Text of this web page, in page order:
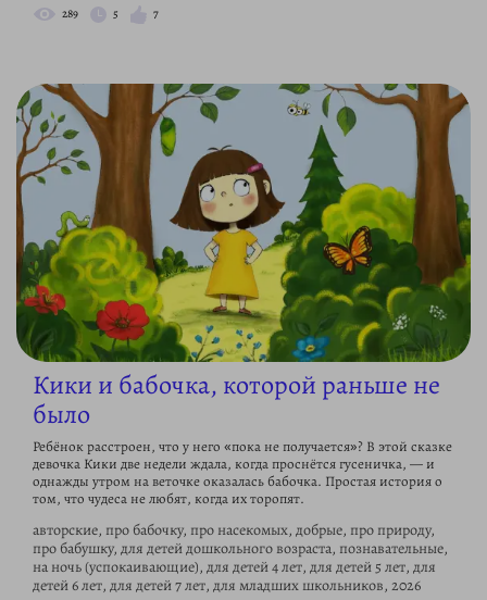
289 5 7
Кики и бабочка, которой раньше не
было
Ребёнок расстроен, что у него «пока не получается»? В этой сказке
девочка Кики две недели ждала, когда проснётся гусеничка, — и
однажды утром на веточке оказалась бабочка. Простая история о
том, что чудеса не любят, когда их торопят.
авторские, про бабочку, про насекомых, добрые, про природу,
про бабушку, для детей дошкольного возраста, познавательные,
на ночь (успокаивающие), для детей 4 лет, для детей 5 лет, для
детей 6 лет, для детей 7 лет, для младших школьников, 2026